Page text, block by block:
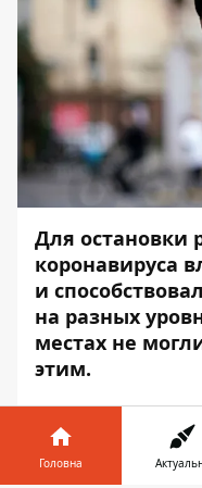
Для остановки
коронавируса
и
на разных
местах не
этим.
Журналисты
чиновники
закупках. И
Головна